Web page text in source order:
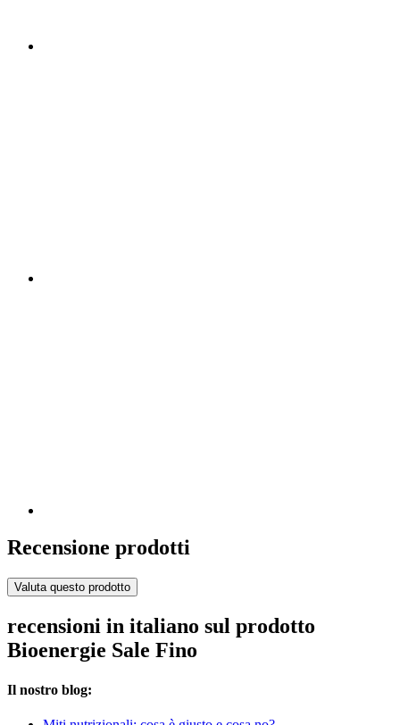
Recensione prodotti
Valuta questo prodotto
recensioni in italiano sul prodotto
Bioenergie Sale Fino
Il nostro blog: